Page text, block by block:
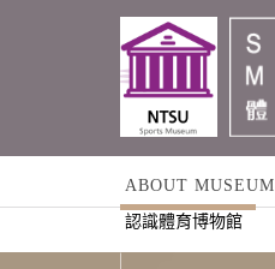
ABOUT MUSEUM
認識體育博物館